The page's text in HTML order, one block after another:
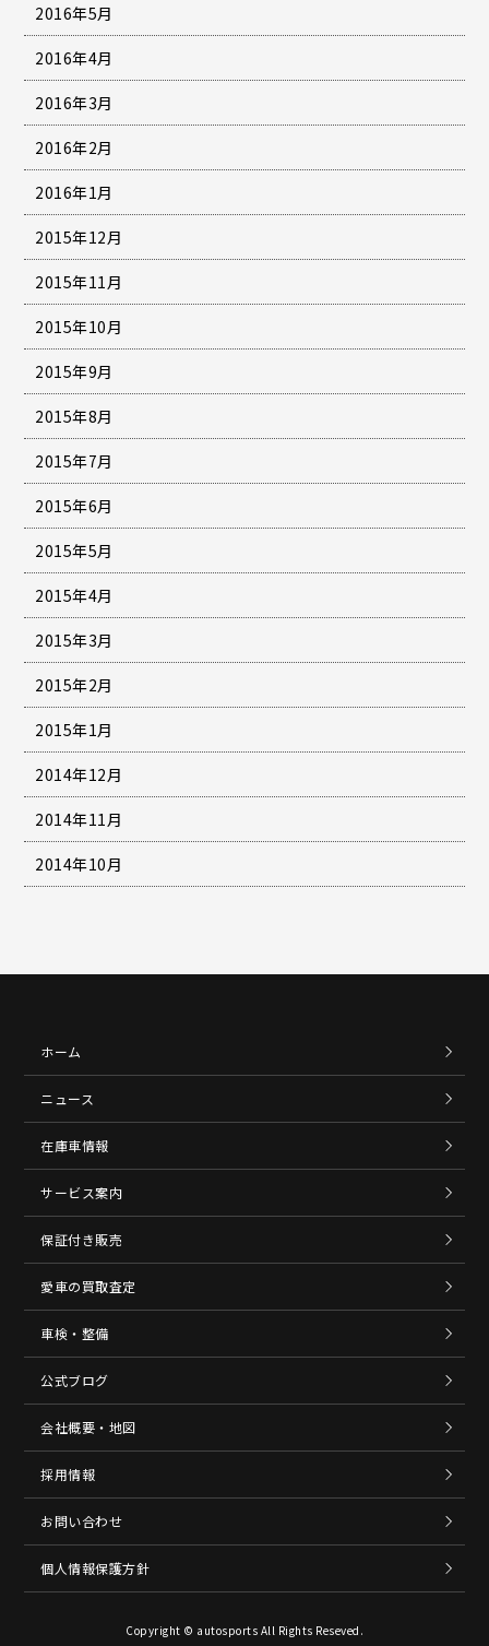
2016年5月
2016年4月
2016年3月
2016年2月
2016年1月
2015年12月
2015年11月
2015年10月
2015年9月
2015年8月
2015年7月
2015年6月
2015年5月
2015年4月
2015年3月
2015年2月
2015年1月
2014年12月
2014年11月
2014年10月
ホーム
ニュース
在庫車情報
サービス案内
保証付き販売
愛車の買取査定
車検・整備
公式ブログ
会社概要・地図
採用情報
お問い合わせ
個人情報保護方針
Copyright © autosports All Rights Reseved.